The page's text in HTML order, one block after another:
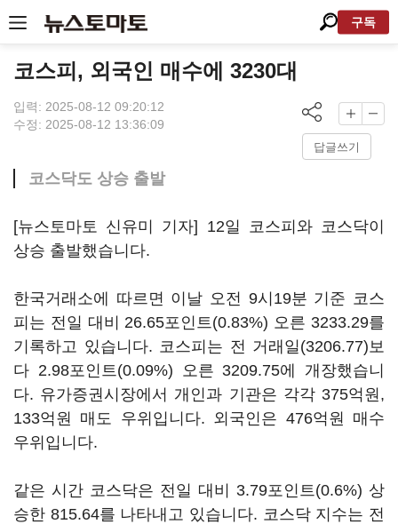
구독
코스피, 외국인 매수에 3230대
입력: 2025-08-12 09:20:12
수정: 2025-08-12 13:36:09
답글쓰기
코스닥도 상승 출발
[뉴스토마토 신유미 기자] 12일 코스피와 코스닥이
상승 출발했습니다.
한국거래소에 따르면 이날 오전 9시19분 기준 코스
피는 전일 대비 26.65포인트(0.83%) 오른 3233.29를
기록하고 있습니다. 코스피는 전 거래일(3206.77)보
다 2.98포인트(0.09%) 오른 3209.75에 개장했습니
다. 유가증권시장에서 개인과 기관은 각각 375억원,
133억원 매도 우위입니다. 외국인은 476억원 매수
우위입니다.
같은 시간 코스닥은 전일 대비 3.79포인트(0.6%) 상
승한 815.64를 나타내고 있습니다. 코스닥 지수는 전